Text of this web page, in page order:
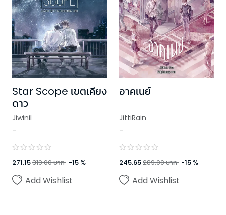
Star Scope เขตเคียง
ดาว
Jiwinil
-
271.15319.00บาท -15 %
Add Wishlist
อาคเนย์
JittiRain
-
245.65289.00บาท -15 %
Add Wishlist